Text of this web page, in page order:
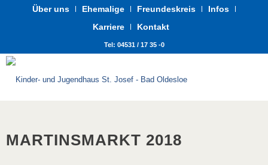
Über uns Ehemalige Freundeskreis
Infos
Karriere
Kontakt
Tel: 04531 / 17 35 -0
MARTINSMARKT 2018